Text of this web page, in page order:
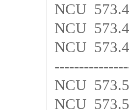
NCU
NCU
NCU
NCU
NCU